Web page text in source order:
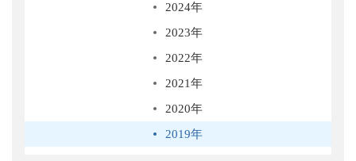
2024年
2023年
2022年
2021年
2020年
2019年